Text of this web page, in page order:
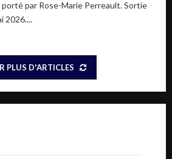
par Rose-Marie Perreault. Sortie
2026....
PLUS D'ARTICLES